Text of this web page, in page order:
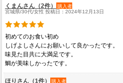
くまんさん（2件）
購入者
宮城県/30代/女性 投稿日：2024年12月13日
初めてのお食い初め
しげよしさんにお願いして良かったです。
味見た目共に大満足です。
鯛が美味しかったです。
ほりさん（1件）
購入者